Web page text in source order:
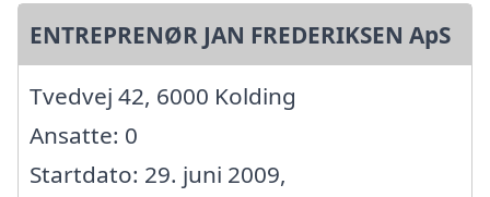
ENTREPRENØR JAN FREDERIKSEN ApS
Tvedvej 42, 6000 Kolding
Ansatte: 0
Startdato: 29. juni 2009,